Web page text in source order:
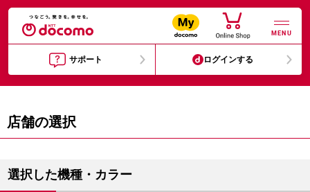
MENU
サポート ログインする
店舗の選択
選択した機種・カラー